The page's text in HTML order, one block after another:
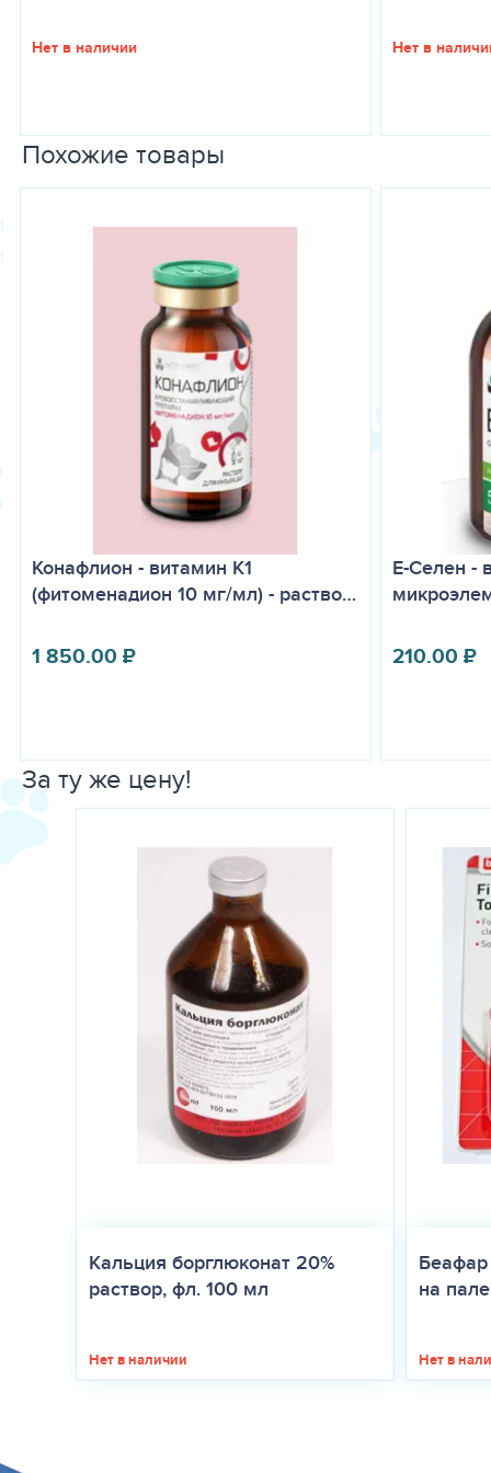
Нет в наличии Нет в
Похожие товары
Конафлион - витамин К1
(фитоменадион 10 мг/мл) - раство…
1 850.00₽
Е-Селен -
210.00₽
За ту же цену!
Кальция борглюконат 20%
раствор, фл. 100 мл
Нет в наличии
на
Нет в